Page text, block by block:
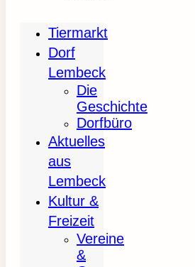
Tiermarkt
Dorf
Lembeck
Die
Geschichte
Dorfbüro
Aktuelles
aus
Lembeck
Kultur &
Freizeit
Vereine
&